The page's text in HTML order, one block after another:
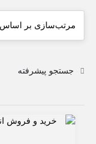
جستجو پیشرفته